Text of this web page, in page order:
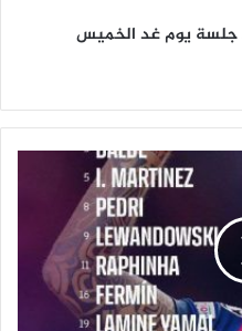
جلسة يوم غد الخميس